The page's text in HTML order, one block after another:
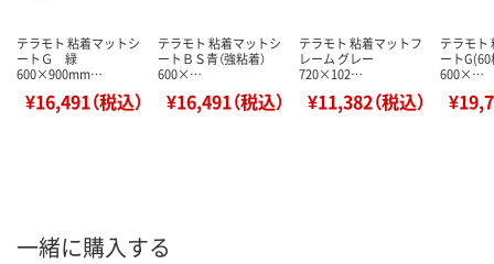
テラモト 粘着マットシ
ートＧ 緑
600×900mm…
¥16,491（税込）
テラモト 粘着マットシ
ートＢＳ青（強粘着）
600×…
¥16,491（税込）
テラモト 粘着マットフ
レーム グレー
720×102…
¥11,382（税込）
テラモト
ート
600×…
一緒に購入する